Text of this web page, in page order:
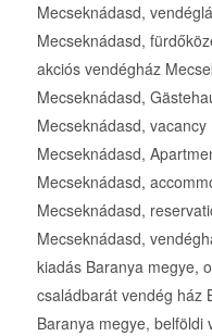
Mecseknádasd,
Mecseknádasd,
akciós vendégház
Mecseknádasd,
Mecseknádasd,
Mecseknádasd,
Mecseknádasd,
Mecseknádasd,
Mecseknádasd,
kiadás Baranya megye,
családbarát vendég ház
Baranya megye, belföldi